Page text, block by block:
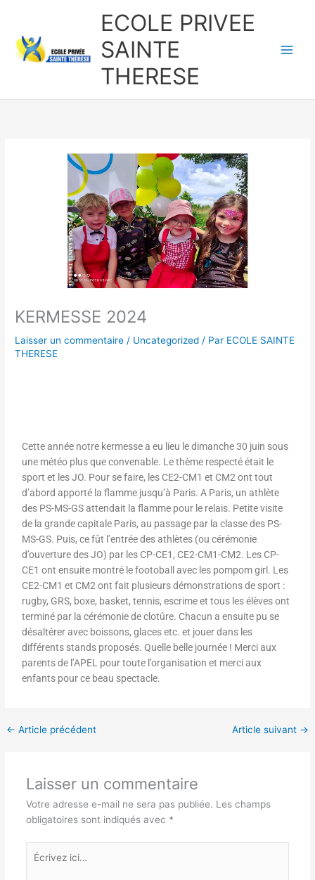
contenu
ECOLE PRIVEE
SAINTE
THERESE
KERMESSE 2024
Laisser un commentaire / Uncategorized / Par ECOLE SAINTE
THERESE
Cette année notre kermesse a eu lieu le dimanche 30 juin sous
une météo plus que convenable. Le thème respecté était le
sport et les JO. Pour se faire, les CE2-CM1 et CM2 ont tout
d’abord apporté la flamme jusqu’à Paris. A Paris, un athlète
des PS-MS-GS attendait la flamme pour le relais. Petite visite
de la grande capitale Paris, au passage par la classe des PS-
MS-GS. Puis, ce fût l’entrée des athlètes (ou cérémonie
d’ouverture des JO) par les CP-CE1, CE2-CM1-CM2. Les CP-
CE1 ont ensuite montré le footoball avec les pompom girl. Les
CE2-CM1 et CM2 ont fait plusieurs démonstrations de sport :
rugby, GRS, boxe, basket, tennis, escrime et tous les élèves ont
terminé par la cérémonie de clotûre. Chacun a ensuite pu se
désaltérer avec boissons, glaces etc. et jouer dans les
différents stands proposés. Quelle belle journée ! Merci aux
parents de l’APEL pour toute l’organisation et merci aux
enfants pour ce beau spectacle.
← Article précédent Article suivant →
Laisser un commentaire
Votre adresse e-mail ne sera pas publiée. Les champs
obligatoires sont indiqués avec *
Écrivez
ici…